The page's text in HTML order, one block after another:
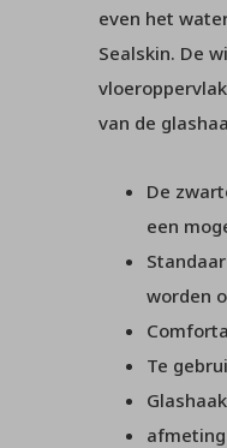
even het
Sealskin. De
van de
De
een
worden
Te